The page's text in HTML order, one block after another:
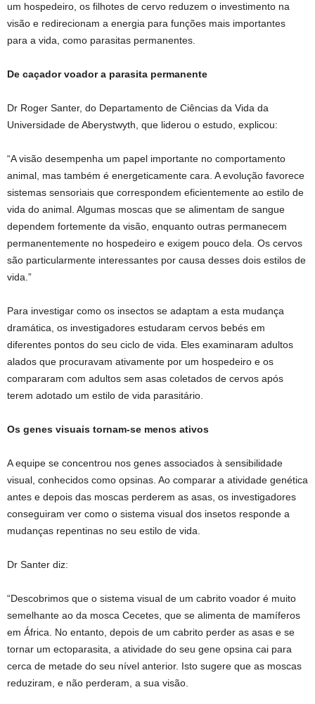
um hospedeiro, os filhotes de cervo reduzem o investimento na
visão e redirecionam a energia para funções mais importantes
para a vida, como parasitas permanentes.
De caçador voador a parasita permanente
Dr Roger Santer, do Departamento de Ciências da Vida da
Universidade de Aberystwyth, que liderou o estudo, explicou:
“A visão desempenha um papel importante no comportamento
animal, mas também é energeticamente cara. A evolução favorece
sistemas sensoriais que correspondem eficientemente ao estilo de
vida do animal. Algumas moscas que se alimentam de sangue
dependem fortemente da visão, enquanto outras permanecem
permanentemente no hospedeiro e exigem pouco dela. Os cervos
são particularmente interessantes por causa desses dois estilos de
vida.”
Para investigar como os insectos se adaptam a esta mudança
dramática, os investigadores estudaram cervos bebés em
diferentes pontos do seu ciclo de vida. Eles examinaram adultos
alados que procuravam ativamente por um hospedeiro e os
compararam com adultos sem asas coletados de cervos após
terem adotado um estilo de vida parasitário.
Os genes visuais tornam-se menos ativos
A equipe se concentrou nos genes associados à sensibilidade
visual, conhecidos como opsinas. Ao comparar a atividade genética
antes e depois das moscas perderem as asas, os investigadores
conseguiram ver como o sistema visual dos insetos responde a
mudanças repentinas no seu estilo de vida.
Dr Santer diz:
“Descobrimos que o sistema visual de um cabrito voador é muito
semelhante ao da mosca Cecetes, que se alimenta de mamíferos
em África. No entanto, depois de um cabrito perder as asas e se
tornar um ectoparasita, a atividade do seu gene opsina cai para
cerca de metade do seu nível anterior. Isto sugere que as moscas
reduziram, e não perderam, a sua visão.